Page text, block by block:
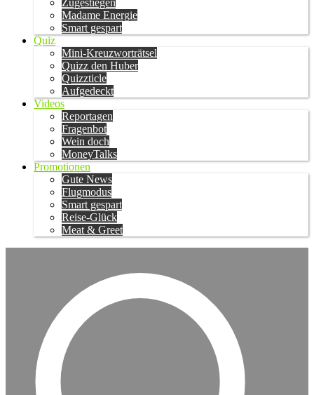
Zugestiegen
Madame Energie
Smart gespart
Quiz
Mini-Kreuzworträtsel
Quizz den Huber
Quizzticle
Aufgedeckt
Videos
Reportagen
Fragenbot
Wein doch
MoneyTalks
Promotionen
Gute News
Flugmodus
Smart gespart
Reise-Glück
Meat & Greet